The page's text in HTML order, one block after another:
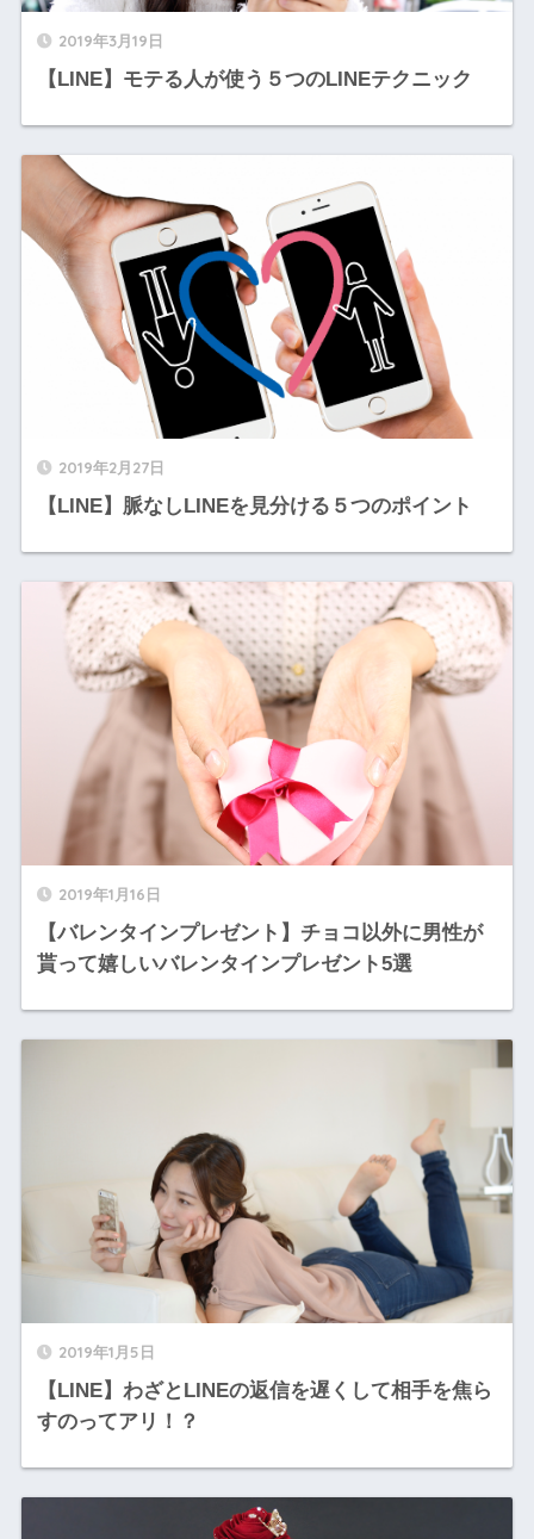
2019年3月19日
【LINE】モテる人が使う５つのLINEテクニック
2019年2月27日
【LINE】脈なしLINEを見分ける５つのポイント
2019年1月16日
【バレンタインプレゼント】チョコ以外に男性が
貰って嬉しいバレンタインプレゼント5選
2019年1月5日
【LINE】わざとLINEの返信を遅くして相手を焦ら
すのってアリ！？